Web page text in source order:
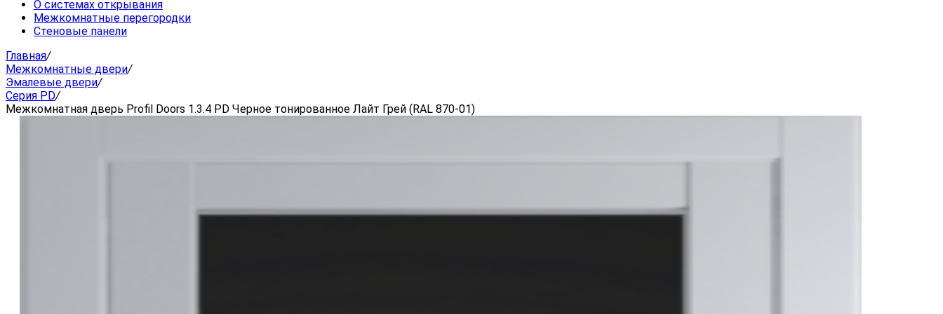
О системах открывания
Межкомнатные перегородки
Стеновые панели
Главная/
Межкомнатные двери/
Эмалевые двери/
Серия PD/
Межкомнатная дверь Profil Doors 1.3.4 PD Черное тонированное Лайт Грей (RAL 870-01)